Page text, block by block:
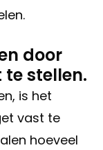
door
stellen.
is het
vast te
hoeveel